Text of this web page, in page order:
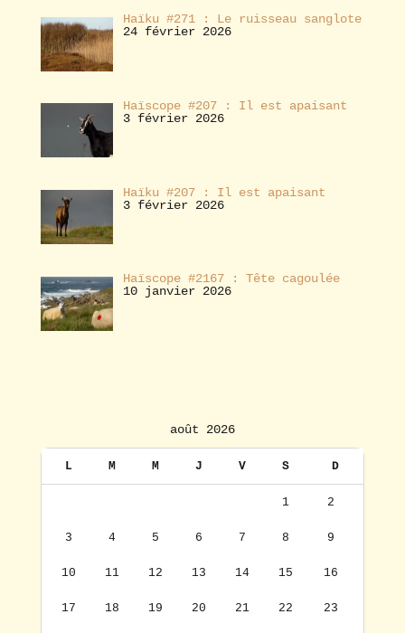
Haïku #271 : Le ruisseau sanglote
24 février 2026
Haïscope #207 : Il est apaisant
3 février 2026
Haïku #207 : Il est apaisant
3 février 2026
Haïscope #2167 : Tête cagoulée
10 janvier 2026
août 2026
L M M J V S D
1 2
3 4 5 6 7 8 9
10 11 12 13 14 15 16
17 18 19 20 21 22 23